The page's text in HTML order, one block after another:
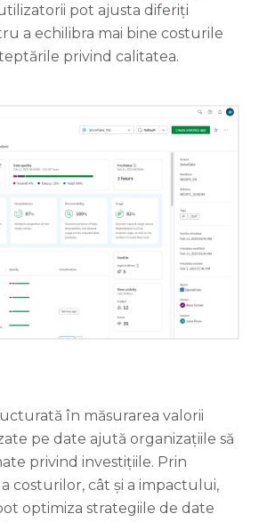
pot ajusta diferiți
a echilibra mai bine costurile
privind calitatea.
în măsurarea valorii
pe date ajută organizațiile să
privind investițiile. Prin
costurilor, cât și a impactului,
optimiza strategiile de date